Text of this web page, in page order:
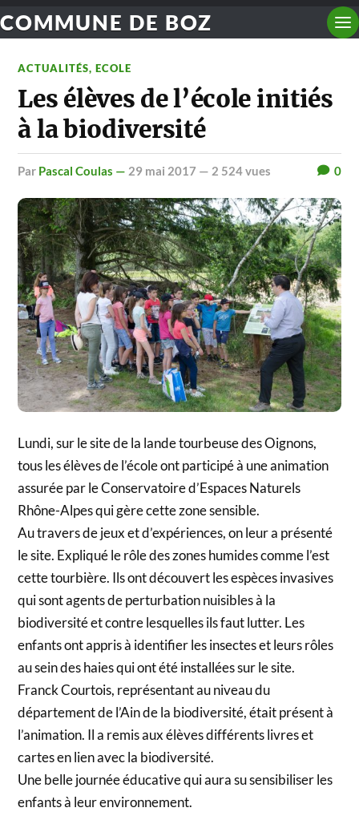
COMMUNE DE BOZ
ACTUALITÉS,ECOLE
Les élèves de l’école initiés
à la biodiversité
par Pascal Coulas — 29 mai 2017 — 2 524 vues 0
Lundi, sur le site de la lande tourbeuse des Oignons,
tous les élèves de l’école ont participé à une animation
assurée par le Conservatoire d’Espaces Naturels
Rhône-Alpes qui gère cette zone sensible.
Au travers de jeux et d’expériences, on leur a présenté
le site. Expliqué le rôle des zones humides comme l’est
cette tourbière. Ils ont découvert les espèces invasives
qui sont agents de perturbation nuisibles à la
biodiversité et contre lesquelles ils faut lutter. Les
enfants ont appris à identifier les insectes et leurs rôles
au sein des haies qui ont été installées sur le site.
Franck Courtois, représentant au niveau du
département de l’Ain de la biodiversité, était présent à
l’animation. Il a remis aux élèves différents livres et
cartes en lien avec la biodiversité.
Une belle journée éducative qui aura su sensibiliser les
enfants à leur environnement.